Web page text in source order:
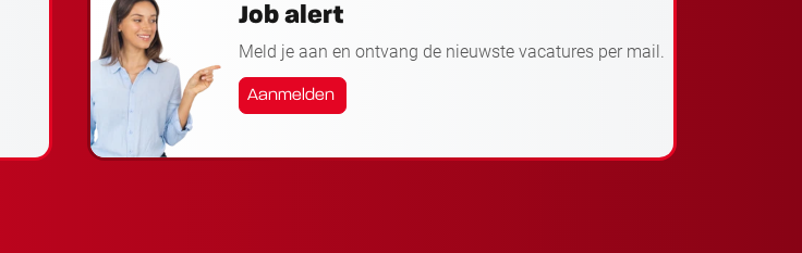
Job alert
Meld je aan en ontvang de nieuwste vacatures per mail.
Aanmelden